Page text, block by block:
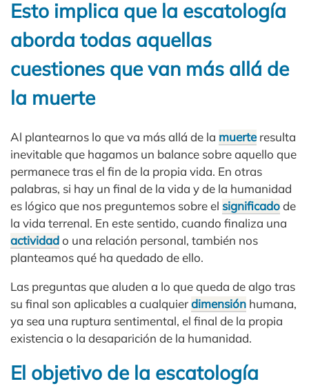
Esto implica que la escatología
aborda todas aquellas
cuestiones que van más allá de
la muerte
Al plantearnos lo que va más allá de la muerteresulta
inevitable que hagamos un balance sobre aquello que
permanece tras el fin de la propia vida. En otras
palabras, si hay un final de la vida y de la humanidad
es lógico que nos preguntemos sobre el significadode
la vida terrenal. En este sentido, cuando finaliza una
actividado una relación personal, también nos
planteamos qué ha quedado de ello.
Las preguntas que aluden a lo que queda de algo tras
su final son aplicables a cualquierdimensión humana,
ya sea una ruptura sentimental, el final de la propia
existencia o la desaparición de la humanidad.
El objetivo de la escatología